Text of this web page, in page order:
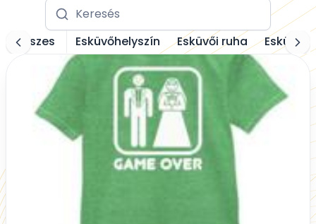
Összes Esküvőhelyszín Esküvői ruha